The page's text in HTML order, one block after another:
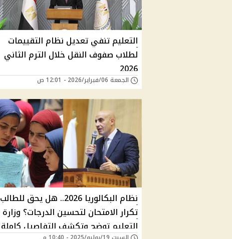
التعليم تنفي تعديل نظام التقييمات
لطلاب صفوف النقل خلال الترم الثاني
2026
الجمعة 06/فبراير/2026 - 12:01 ص
نظام البكالوريا 2026.. هل يحق للطالب
تكرار الامتحان لتحسين الدرجات؟ وزارة
التعليم توضح وتكشف التفاصيل كاملة